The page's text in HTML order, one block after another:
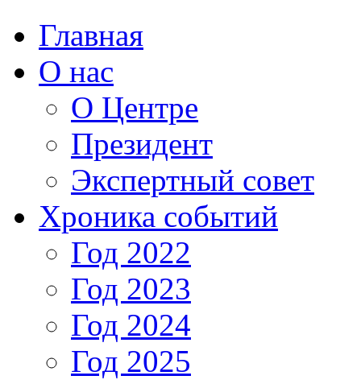
Главная
О нас
О Центре
Президент
Экспертный совет
Хроника событий
Год 2022
Год 2023
Год 2024
Год 2025